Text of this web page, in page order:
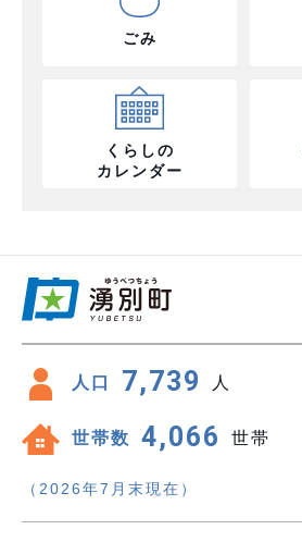
ごみ
くらしの
カレンダー
人口 7,739 人
世帯数 4,066 世帯
（2026年7月末現在）